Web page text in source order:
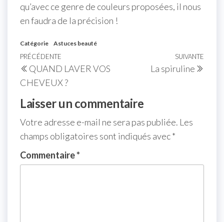
qu’avec ce genre de couleurs proposées, il nous
en faudra de la précision !
Catégorie Astuces beauté
PRÉCÉDENTE
QUAND LAVER VOS
CHEVEUX ?
SUIVANTE
La spiruline
Laisser un commentaire
Votre adresse e-mail ne sera pas publiée. Les
champs obligatoires sont indiqués avec*
Commentaire*